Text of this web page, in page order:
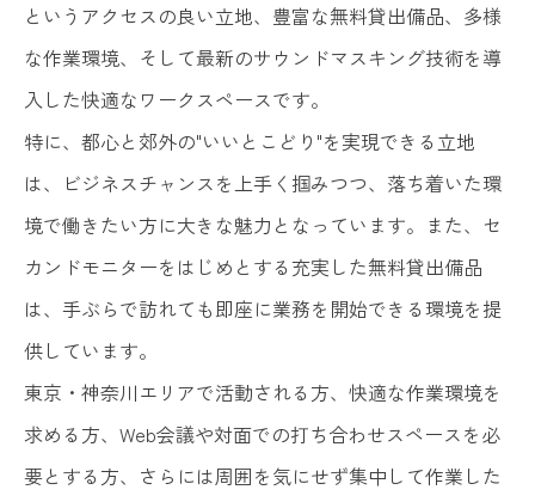
というアクセスの良い立地、豊富な無料貸出備品、多様
な作業環境、そして最新のサウンドマスキング技術を導
入した快適なワークスペースです。
特に、都心と郊外の"いいとこどり"を実現できる立地
は、ビジネスチャンスを上手く掴みつつ、落ち着いた環
境で働きたい方に大きな魅力となっています。また、セ
カンドモニターをはじめとする充実した無料貸出備品
は、手ぶらで訪れても即座に業務を開始できる環境を提
供しています。
東京・神奈川エリアで活動される方、快適な作業環境を
求める方、Web会議や対面での打ち合わせスペースを必
要とする方、さらには周囲を気にせず集中して作業した